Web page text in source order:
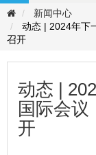
新闻中心
动态 | 2024年下
召开
动态 |
国际会议
开